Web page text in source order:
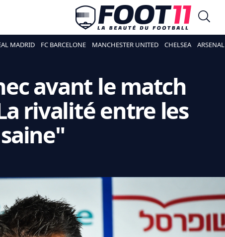
MADRID FC BARCELONE MANCHESTER UNITED CHELSEA ARSENAL
avant le match
rivalité entre les